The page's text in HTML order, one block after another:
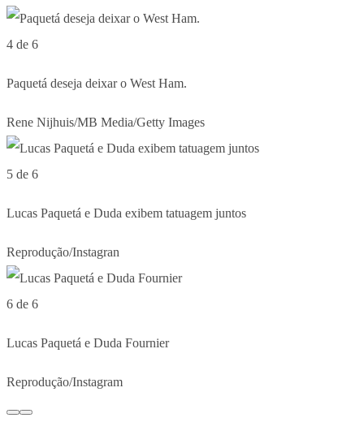
4 de 6
Paquetá deseja deixar o West Ham.
Rene Nijhuis/MB Media/Getty Images
5 de 6
Lucas Paquetá e Duda exibem tatuagem juntos
Reprodução/Instagran
6 de 6
Lucas Paquetá e Duda Fournier
Reprodução/Instagram